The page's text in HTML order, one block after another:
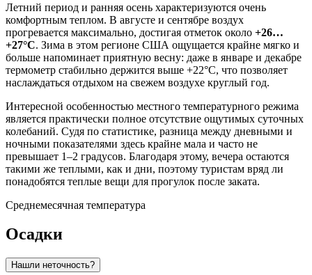
Летний период и ранняя осень характеризуются очень
комфортным теплом. В августе и сентябре воздух
прогревается максимально, достигая отметок около +26…
+27°C. Зима в этом регионе США ощущается крайне мягко и
больше напоминает приятную весну: даже в январе и декабре
термометр стабильно держится выше +22°C, что позволяет
наслаждаться отдыхом на свежем воздухе круглый год.
Интересной особенностью местного температурного режима
является практически полное отсутствие ощутимых суточных
колебаний. Судя по статистике, разница между дневными и
ночными показателями здесь крайне мала и часто не
превышает 1–2 градусов. Благодаря этому, вечера остаются
такими же теплыми, как и дни, поэтому туристам вряд ли
понадобятся теплые вещи для прогулок после заката.
Среднемесячная температура
Осадки
Нашли неточность?